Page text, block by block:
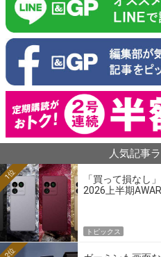
人気記事
「買って損なし
2026上半期
1位
トピックス
2位